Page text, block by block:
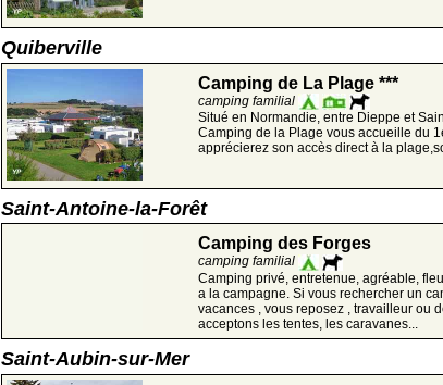
Quiberville
Camping de La Plage ***
camping familial
Situé en Normandie, entre Dieppe et
Camping de la Plage vous accueille du
apprécierez son accès direct à la
Saint-Antoine-la-Forêt
Camping des Forges
camping familial
Camping privé, entretenue, agréable,
a la campagne. Si vous rechercher un
vacances , vous reposez , travailleur ou
acceptons les tentes, les caravanes...
Saint-Aubin-sur-Mer